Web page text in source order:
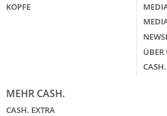
KÖPFE
ÜBER
MEHR CASH.
CASH. EXTRA